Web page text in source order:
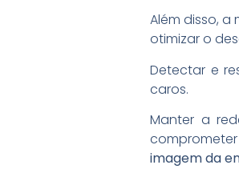
Além disso,
otimizar o
Detectar e
caros.
Manter a
imagem da